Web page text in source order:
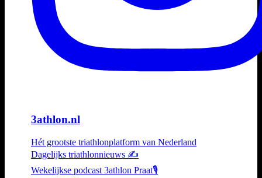
3athlon.nl
Hét grootste triathlonplatform van Nederland
Dagelijks triathlonnieuws ✍️
Wekelijkse podcast 3athlon Praat🎙️